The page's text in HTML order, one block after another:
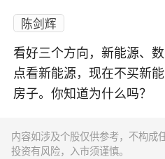
陈剑辉
看好三个方向，新能源、
点看新能源，现在不买新
房子。你知道为什么吗？
内容如涉及个股仅供参考，不构成
投资有风险，入市须谨慎。